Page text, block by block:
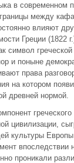
в современном
между
влияют
Греции (1822
символ
и поныне
права
на котором
древней нормой.
цивилизации,
культуры
впоследствии
проникали